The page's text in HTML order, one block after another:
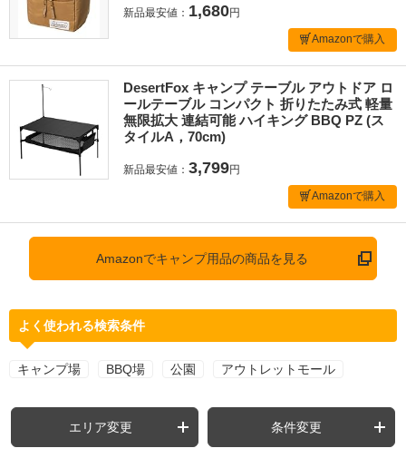
新品最安値： 1,680円
Amazonで購入
DesertFox キャンプ テーブル アウトドア ロ
ールテーブル コンパクト 折りたたみ式 軽量
無限拡大 連結可能 ハイキング BBQ PZ (ス
タイルA，70cm)
新品最安値： 3,799円
Amazonで購入
Amazonでキャンプ用品の商品を見る
よく使われる検索条件
キャンプ場 BBQ場 公園 アウトレットモール
エリア変更 条件変更